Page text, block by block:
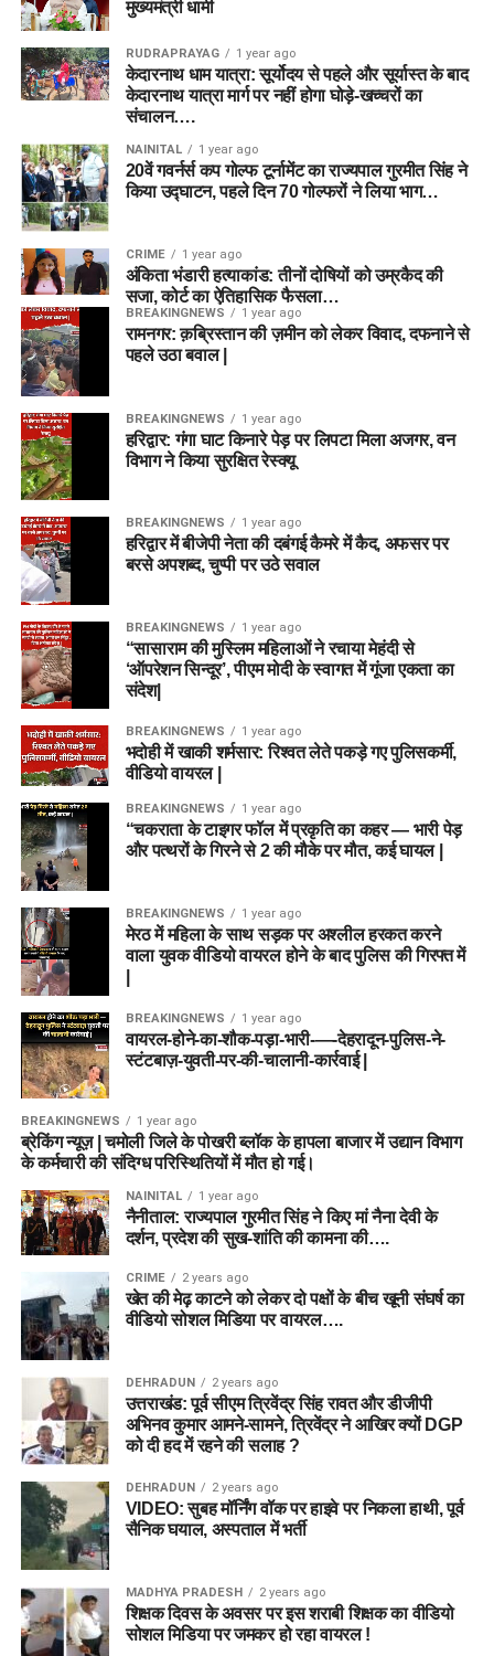
मुख्यमंत्री धामी
RUDRAPRAYAG 1 year ago
केदारनाथ धाम यात्रा: सूर्योदय से पहले और सूर्यास्त के बाद
केदारनाथ यात्रा मार्ग पर नहीं होगा घोड़े-खच्चरों का
संचालन….
NAINITAL 1 year ago
20वें गवर्नर्स कप गोल्फ टूर्नामेंट का राज्यपाल गुरमीत सिंह ने
किया उद्घाटन, पहले दिन 70 गोल्फरों ने लिया भाग…
CRIME 1 year ago
अंकिता भंडारी हत्याकांड: तीनों दोषियों को उम्रकैद की
सजा, कोर्ट का ऐतिहासिक फैसला…
BREAKINGNEWS 1 year ago
रामनगर: क़ब्रिस्तान की ज़मीन को लेकर विवाद, दफनाने से
पहले उठा बवाल |
BREAKINGNEWS 1 year ago
हरिद्वार: गंगा घाट किनारे पेड़ पर लिपटा मिला अजगर, वन
विभाग ने किया सुरक्षित रेस्क्यू
BREAKINGNEWS 1 year ago
हरिद्वार में बीजेपी नेता की दबंगई कैमरे में कैद, अफसर पर
बरसे अपशब्द, चुप्पी पर उठे सवाल
BREAKINGNEWS 1 year ago
“सासाराम की मुस्लिम महिलाओं ने रचाया मेहंदी से
‘ऑपरेशन सिन्दूर’, पीएम मोदी के स्वागत में गूंजा एकता का
संदेश|
BREAKINGNEWS 1 year ago
भदोही में खाकी शर्मसार: रिश्वत लेते पकड़े गए पुलिसकर्मी,
वीडियो वायरल |
BREAKINGNEWS 1 year ago
“चकराता के टाइगर फॉल में प्रकृति का कहर — भारी पेड़
और पत्थरों के गिरने से 2 की मौके पर मौत, कई घायल |
BREAKINGNEWS 1 year ago
मेरठ में महिला के साथ सड़क पर अश्लील हरकत करने
वाला युवक वीडियो वायरल होने के बाद पुलिस की गिरफ्त में
BREAKINGNEWS 1 year ago
वायरल-होने-का-शौक-पड़ा-भारी-—-देहरादून-पुलिस-ने-
स्टंटबाज़-युवती-पर-की-चालानी-कार्रवाई |
BREAKINGNEWS 1 year ago
ब्रेकिंग न्यूज़ | चमोली जिले के पोखरी ब्लॉक के हापला बाजार में उद्यान विभाग
के कर्मचारी की संदिग्ध परिस्थितियों में मौत हो गई।
NAINITAL 1 year ago
नैनीताल: राज्यपाल गुरमीत सिंह ने किए मां नैना देवी के
दर्शन, प्रदेश की सुख-शांति की कामना की….
CRIME 2 years ago
खेत की मेढ़ काटने को लेकर दो पक्षों के बीच खूनी संघर्ष का
वीडियो सोशल मिडिया पर वायरल….
DEHRADUN 2 years ago
उत्तराखंड: पूर्व सीएम त्रिवेंद्र सिंह रावत और डीजीपी
अभिनव कुमार आमने-सामने, त्रिवेंद्र ने आखिर क्यों DGP
को दी हद में रहने की सलाह ?
DEHRADUN 2 years ago
VIDEO: सुबह मॉर्निंग वॉक पर हाइवे पर निकला हाथी, पूर्व
सैनिक घयाल, अस्पताल में भर्ती
MADHYA PRADESH 2 years ago
शिक्षक दिवस के अवसर पर इस शराबी शिक्षक का वीडियो
सोशल मिडिया पर जमकर हो रहा वायरल !